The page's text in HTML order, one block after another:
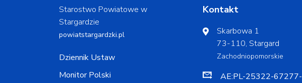
Starostwo Powiatowe w
Stargardzie
powiatstargardzki.pl
Dziennik Ustaw
Monitor Polski
Kontakt
Skarbowa 1
73-110, Stargard
Zachodniopomorskie
AE:PL-25322-67277-